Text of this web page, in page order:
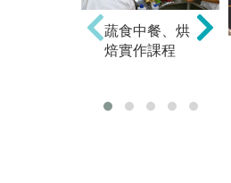
蔬食中餐、烘
焙實作課程